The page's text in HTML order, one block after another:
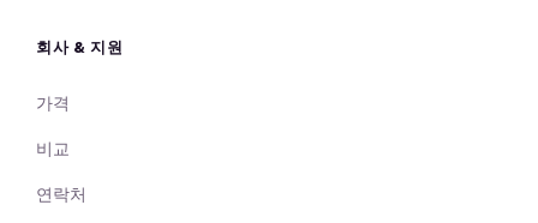
회사 & 지원
가격
비교
연락처